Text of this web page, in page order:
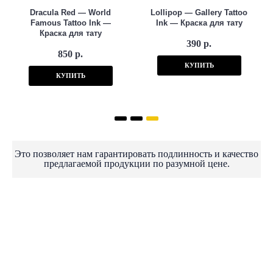
Dracula Red — World
Famous Tattoo Ink —
Краска для тату
850 р.
КУПИТЬ
Lollipop — Gallery Tattoo
Ink — Краска для тату
390 р.
КУПИТЬ
Это позволяет нам гарантировать подлинность и качество
предлагаемой продукции по разумной цене.